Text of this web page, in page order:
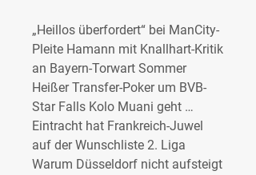
„Heillos überfordert“ bei ManCity-
Pleite Hamann mit Knallhart-Kritik
an Bayern-Torwart Sommer
Heißer Transfer-Poker um BVB-
Star Falls Kolo Muani geht …
Eintracht hat Frankreich-Juwel
auf der Wunschliste 2. Liga
Warum Düsseldorf nicht aufsteigt